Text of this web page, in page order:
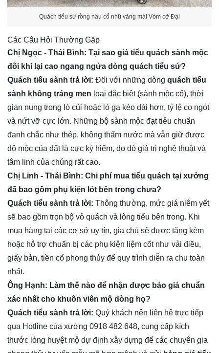
Quách tiểu sứ rồng nâu cổ nhũ vàng mái Vòm cỡ Đại
Các Câu Hỏi Thường Gặp
Chị Ngọc - Thái Bình: Tại sao giá tiểu quách sành mộc
đôi khi lại cao ngang ngửa dòng quách tiểu sứ?
Quách tiểu sành trả lời: Đối với những dòng quách tiểu
sành không tráng men loại đặc biệt (sành mộc cổ), thời
gian nung trong lò củi hoặc lò ga kéo dài hơn, tỷ lệ co ngót
và nứt vỡ cực lớn. Những bộ sành mộc đạt tiêu chuẩn
đanh chắc như thép, không thấm nước mà vẫn giữ được
độ mộc của đất là cực kỳ hiếm, do đó giá trị nghệ thuật và
tâm linh của chúng rất cao.
Chị Linh - Thái Bình: Chi phí mua tiểu quách tại xưởng
đã bao gồm phụ kiện lót bên trong chưa?
Quách tiểu sành trả lời: Thông thường, mức giá niêm yết
sẽ bao gồm trọn bộ vỏ quách và lòng tiểu bên trong. Khi
mua hàng tại các cơ sở uy tín, gia chủ sẽ được tặng kèm
hoặc hỗ trợ chuẩn bị các phụ kiện liệm cốt như vải điều,
giấy bản, tiền cổ phong thủy để quy trình diễn ra chu toàn
nhất.
Ông Hạnh: Làm thế nào để nhận được báo giá chuẩn
xác nhất cho khuôn viên mộ dòng họ?
Quách tiểu sành trả lời: Quý khách nên liên hệ trực tiếp
qua Hotline của xưởng 0918 482 648, cung cấp kích
thước lòng huyệt mộ dự định xây dựng để các chuyên gia